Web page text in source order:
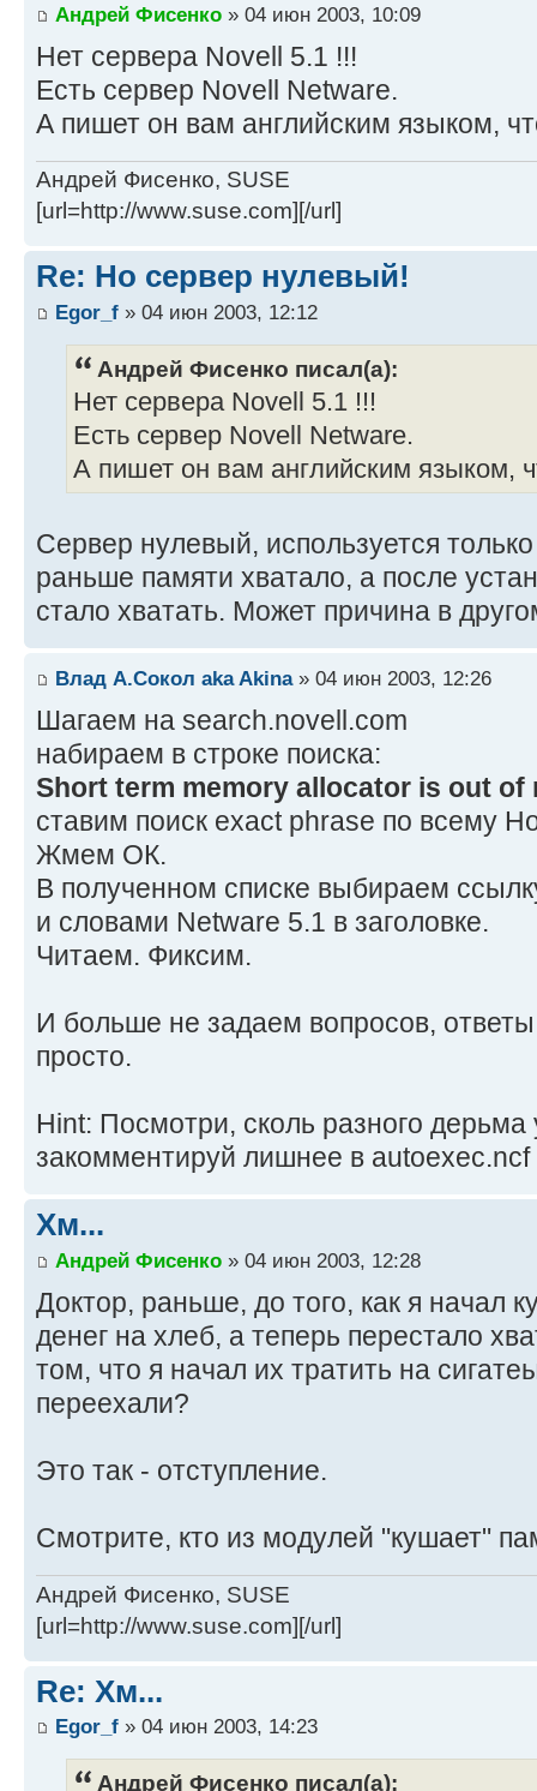
Андрей Фисенко » 04 июн 2003, 10:09
Нет сервера Novell 5.1 !!!
Есть сервер Novell Netware.
А пишет он вам английским языком,
Андрей Фисенко, SUSE
[url=http://www.suse.com][/url]
Re: Но сервер нулевый!
Egor_f » 04 июн 2003, 12:12
Андрей Фисенко писал(а):
Нет сервера Novell 5.1 !!!
Есть сервер Novell Netware.
А пишет он вам английским языком,
Сервер нулевый, используется
раньше памяти хватало, а после
стало хватать. Может причина в
Влад А.Сокол aka Akina» 04 июн 2003, 12:26
Шагаем на search.novell.com
набираем в строке поиска:
Short term memory allocator is out of
ставим поиск exact phrase по всему
Жмем ОК.
В полученном списке выбираем
и словами Netware 5.1 в заголовке.
Читаем. Фиксим.
И больше не задаем вопросов,
просто.
Hint: Посмотри, сколь разного дерьма
закомментируй лишнее в autoexec.ncf
Хм...
Андрей Фисенко » 04 июн 2003, 12:28
Доктор, раньше, до того, как я начал
денег на хлеб, а теперь перестало
том, что я начал их тратить на
переехали?
Это так - отступление.
Смотрите, кто из модулей "кушает"
Андрей Фисенко, SUSE
[url=http://www.suse.com][/url]
Re: Хм...
Egor_f » 04 июн 2003, 14:23
Андрей Фисенко писал(а):